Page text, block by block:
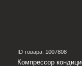
ID товара: 1007808
Компрессор